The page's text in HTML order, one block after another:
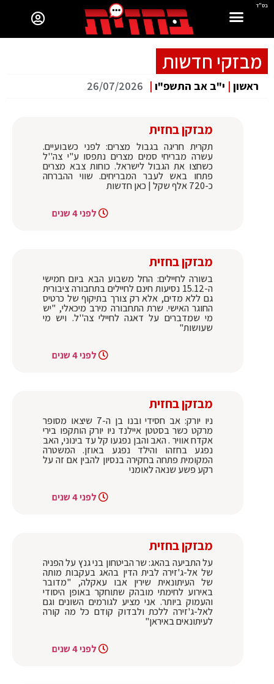
בס"ד
מבזקי חדשות
ראשון | י"ב אב התשפ"ו |
26/07/2026
מבזקן בחזית
תקרית חריגה בגבול מצרים: לפני כשבועיים.
עשרה מבריחי סמים מצרים נתפסו ע"י צה''ל
כשחצו את הגבול לישראל. כוחות צבא מצרים
פתחו באש לעבר המבריחים. שווי ההברחה
כ-720 אלף שקל | כאן חדשות
לפני 4 שנים
מבזקן בחזית
בשורה לחיילים: החל משבוע הבא ביום חמישי
ה-15.12 נסיעות חינם לחיילים בתחבורה ציבורית
גם ללא מדים, אלא רק צורך בתיקוף של כרטיס
החוגר האישי. שרת התחבורה מירב מיכאלי, "יש
מי שמדברים על דאגה לחיילי צה''ל. ויש מי
שעושות"
לפני 4 שנים
מבזקן בחזית
ניו יורק: אב חסידי ובנו בן ה-7 שיצאו מסופר
מרקט כשר בסטטן איילנד ניו יורק הותקפו בירי
אקדח אוויר . האב והבן נפגעו קל עד בינוני, האב
נפגע בחזהו והילד נפגע באוזן. המשטרה
המקומית פתחה בחקירה בנסיון להבין אם זה על
רקע פשע שנאה לאומני
לפני 4 שנים
מבזקן בחזית
על התביעה בהאג: שר הביטחון בני גנץ על הפניה
של אל-ג'זירה לבית הדין בהאג בעקבות מותה
של העיתונאית שירין אבו עאקלה, "מדובר
באירוע לחימתי מובהק שתוחקר באופן היסודי
והעמוק ביותר. אני מציע לגורמים השונים וגם
לאל-ג'זירה ללכת ולבדוק קודם כל מה קורה
לעיתונאים באיראן"
לפני 4 שנים